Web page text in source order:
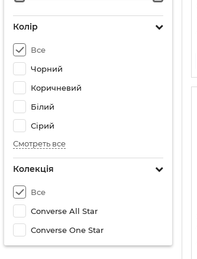
Колір
Все
Чорний
Коричневий
Білий
Сірий
Смотреть все
Колекція
Все
Converse All Star
Converse One Star